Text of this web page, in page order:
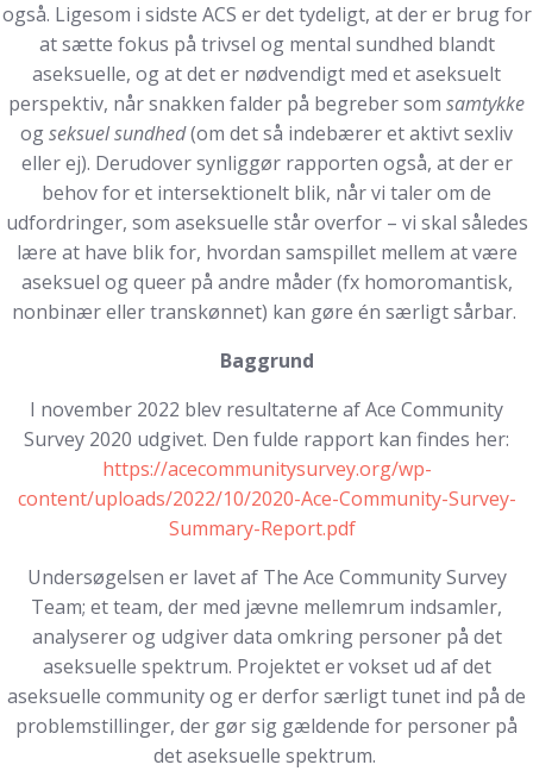
også. Ligesom i sidste ACS er det tydeligt, at der er brug for
at sætte fokus på trivsel og mental sundhed blandt
aseksuelle, og at det er nødvendigt med et aseksuelt
perspektiv, når snakken falder på begreber som samtykke
ogseksuel sundhed(om det så indebærer et aktivt sexliv
eller ej). Derudover synliggør rapporten også, at der er
behov for et intersektionelt blik, når vi taler om de
udfordringer, som aseksuelle står overfor – vi skal således
lære at have blik for, hvordan samspillet mellem at være
aseksuel og queer på andre måder (fx homoromantisk,
nonbinær eller transkønnet) kan gøre én særligt sårbar.
Baggrund
I november 2022 blev resultaterne af Ace Community
Survey 2020 udgivet. Den fulde rapport kan findes her:
https://acecommunitysurvey.org/wp-
content/uploads/2022/10/2020-Ace-Community-Survey-
Summary-Report.pdf
Undersøgelsen er lavet af The Ace Community Survey
Team; et team, der med jævne mellemrum indsamler,
analyserer og udgiver data omkring personer på det
aseksuelle spektrum. Projektet er vokset ud af det
aseksuelle community og er derfor særligt tunet ind på de
problemstillinger, der gør sig gældende for personer på
det aseksuelle spektrum.